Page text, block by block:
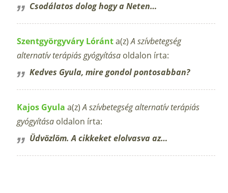
Csodálatos dolog hogy a Neten…
Szentgyörgyváry Lóránta(z)A szívbetegség
alternatív terápiás gyógyítása oldalon írta:
Kedves Gyula, mire gondol pontosabban?
Kajos Gyula a(z)A szívbetegség alternatív terápiás
gyógyítása oldalon írta:
Üdvözlöm. A cikkeket elolvasva az…